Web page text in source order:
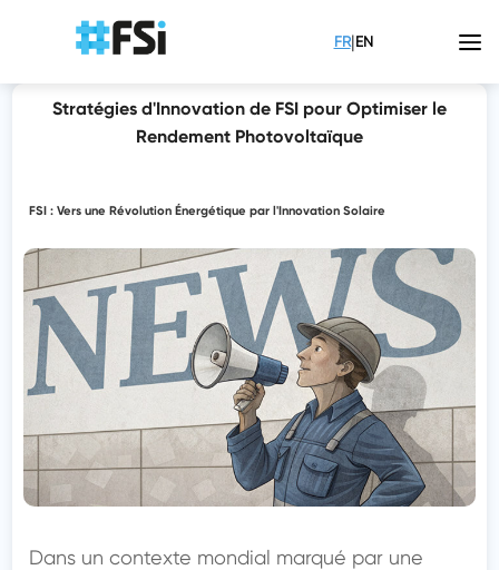
FR|EN
Stratégies d'Innovation de FSI pour Optimiser le
Rendement Photovoltaïque
FSI : Vers une Révolution Énergétique par l'Innovation Solaire
Dans un contexte mondial marqué par une